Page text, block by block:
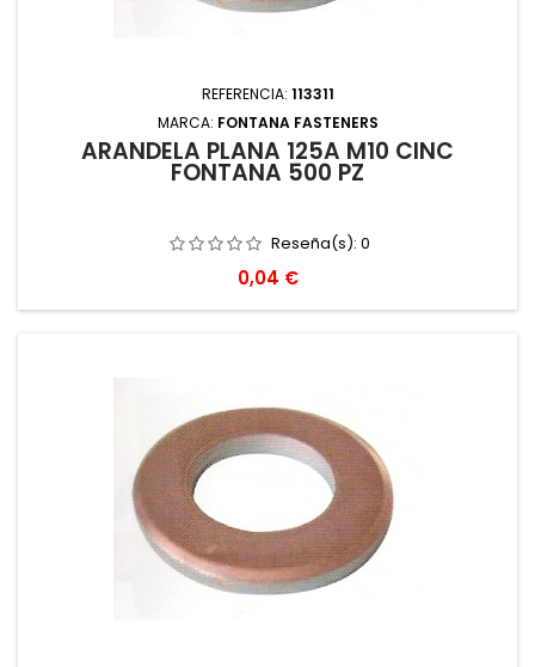
REFERENCIA: 113311
MARCA: FONTANA FASTENERS
ARANDELA PLANA 125A M10 CINC
FONTANA 500 PZ
Reseña(s): 0
Precio
0,04 €